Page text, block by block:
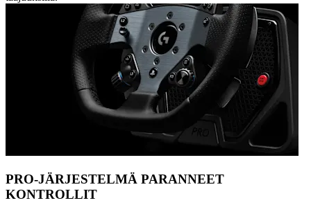
PRO-JÄRJESTELMÄ PARANNEET
KONTROLLIT